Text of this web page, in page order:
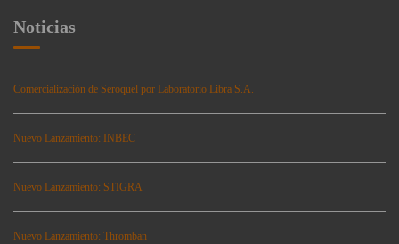
Noticias
Comercialización de Seroquel por Laboratorio Libra S.A.
Nuevo Lanzamiento: INBEC
Nuevo Lanzamiento: STIGRA
Nuevo Lanzamiento: Thromban